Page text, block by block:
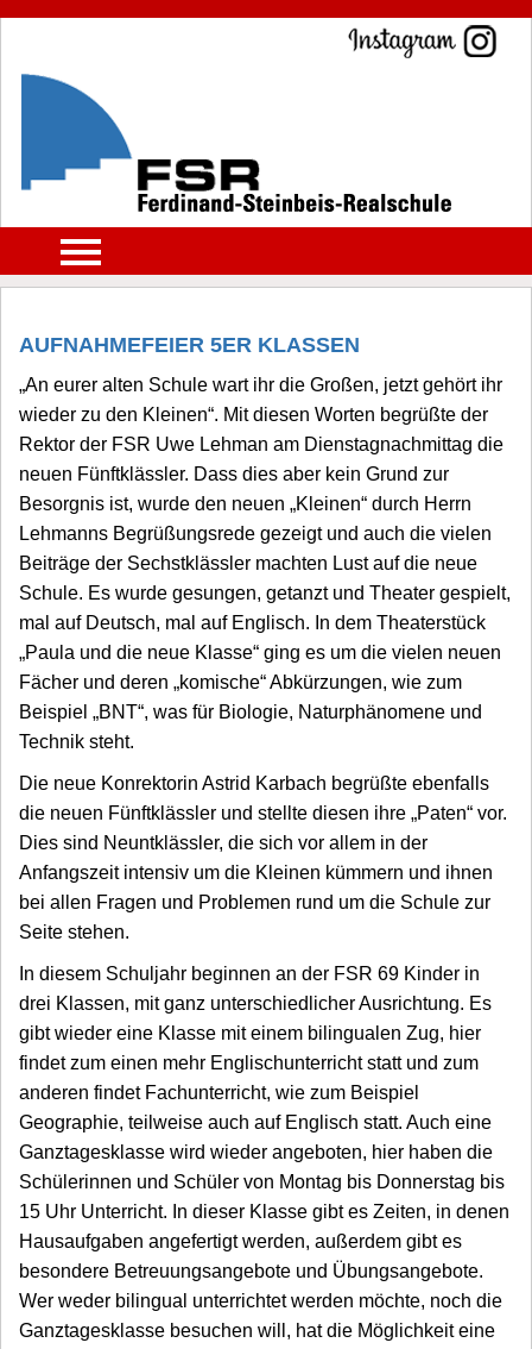
AUFNAHMEFEIER 5ER KLASSEN
„An eurer alten Schule wart ihr die Großen, jetzt gehört ihr
wieder zu den Kleinen“. Mit diesen Worten begrüßte der
Rektor der FSR Uwe Lehman am Dienstagnachmittag die
neuen Fünftklässler. Dass dies aber kein Grund zur
Besorgnis ist, wurde den neuen „Kleinen“ durch Herrn
Lehmanns Begrüßungsrede gezeigt und auch die vielen
Beiträge der Sechstklässler machten Lust auf die neue
Schule. Es wurde gesungen, getanzt und Theater gespielt,
mal auf Deutsch, mal auf Englisch. In dem Theaterstück
„Paula und die neue Klasse“ ging es um die vielen neuen
Fächer und deren „komische“ Abkürzungen, wie zum
Beispiel „BNT“, was für Biologie, Naturphänomene und
Technik steht.
Die neue Konrektorin Astrid Karbach begrüßte ebenfalls
die neuen Fünftklässler und stellte diesen ihre „Paten“ vor.
Dies sind Neuntklässler, die sich vor allem in der
Anfangszeit intensiv um die Kleinen kümmern und ihnen
bei allen Fragen und Problemen rund um die Schule zur
Seite stehen.
In diesem Schuljahr beginnen an der FSR 69 Kinder in
drei Klassen, mit ganz unterschiedlicher Ausrichtung. Es
gibt wieder eine Klasse mit einem bilingualen Zug, hier
findet zum einen mehr Englischunterricht statt und zum
anderen findet Fachunterricht, wie zum Beispiel
Geographie, teilweise auch auf Englisch statt. Auch eine
Ganztagesklasse wird wieder angeboten, hier haben die
Schülerinnen und Schüler von Montag bis Donnerstag bis
15 Uhr Unterricht. In dieser Klasse gibt es Zeiten, in denen
Hausaufgaben angefertigt werden, außerdem gibt es
besondere Betreuungsangebote und Übungsangebote.
Wer weder bilingual unterrichtet werden möchte, noch die
Ganztagesklasse besuchen will, hat die Möglichkeit eine